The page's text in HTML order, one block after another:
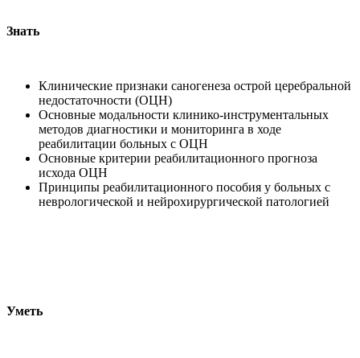
Знать
Клинические признаки саногенеза острой церебральной
недостаточности (ОЦН)
Основные модальности клинико-инструментальных
методов диагностики и мониторинга в ходе
реабилитации больных с ОЦН
Основные критерии реабилитационного прогноза
исхода ОЦН
Принципы реабилитационного пособия у больных с
неврологической и нейрохирургической патологией
Уметь